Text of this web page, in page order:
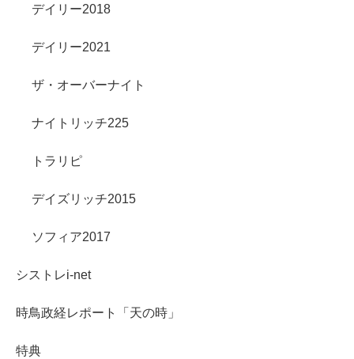
デイリー2018
デイリー2021
ザ・オーバーナイト
ナイトリッチ225
トラリピ
デイズリッチ2015
ソフィア2017
シストレi-net
時鳥政経レポート「天の時」
特典